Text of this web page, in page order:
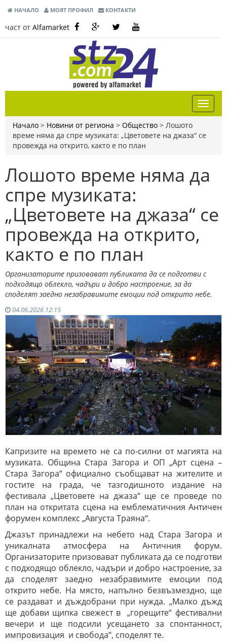
НАЧАЛО МОЯТ ПРОФИЛ КОНТАКТИ
част от Alfamarket
Начало > Новини от региона > Общество > Лошото
време няма да спре музиката: „Цветовете на джаза“ се
провежда на открито, както е по план
Лошото време няма да
спре музиката:
„Цветовете на джаза“ се
провежда на открито,
както е по план
Организаторите призовават публиката да се подготви с
подходящо облекло, чадъри и добро настроение, за да
споделят заедно незабравимите емоции под открито небе.
04.06.2026 12:15
Капризите на времето не са по-силни от магията на
музиката. Община Стара Загора и ОП „Арт сцена –
Стара Загора“ официално съобщават на жителите и
гостите на града, че тазгодишното издание на
фестивала „Цветовете на джаза“ ще се проведе по
план на откритата сцена на емблематичния Античен
форумен комплекс „Августа Траяна“.
Джазът принадлежи на небето над Стара Загора и
уникалната атмосфера на Античния форум.
Организаторите призовават публиката да се подготви
с подходящо облекло, чадъри и добро настроение, за
да споделят заедно незабравимите емоции под
открито небе. На място, напълно безвъзмездно, ще
се раздават и дъждобрани при нужда. „Малко дъжд
ще добави щипка свежест в „горещите“ фестивални
вечери и ще подсили усещането за спонтанност,
импровизация и свобода“, споделят те.